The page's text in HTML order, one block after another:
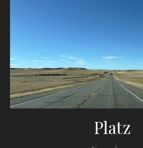
Platz